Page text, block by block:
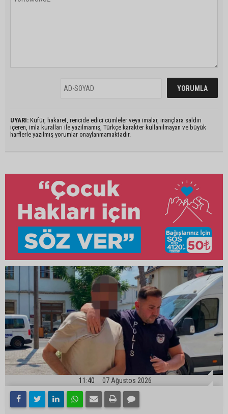
UYARI: Küfür, hakaret, rencide edici cümleler veya imalar, inançlara saldırı
içeren, imla kuralları ile yazılmamış, Türkçe karakter kullanılmayan ve büyük
harflerle yazılmış yorumlar onaylanmamaktadır.
11:40 07 Ağustos 2026